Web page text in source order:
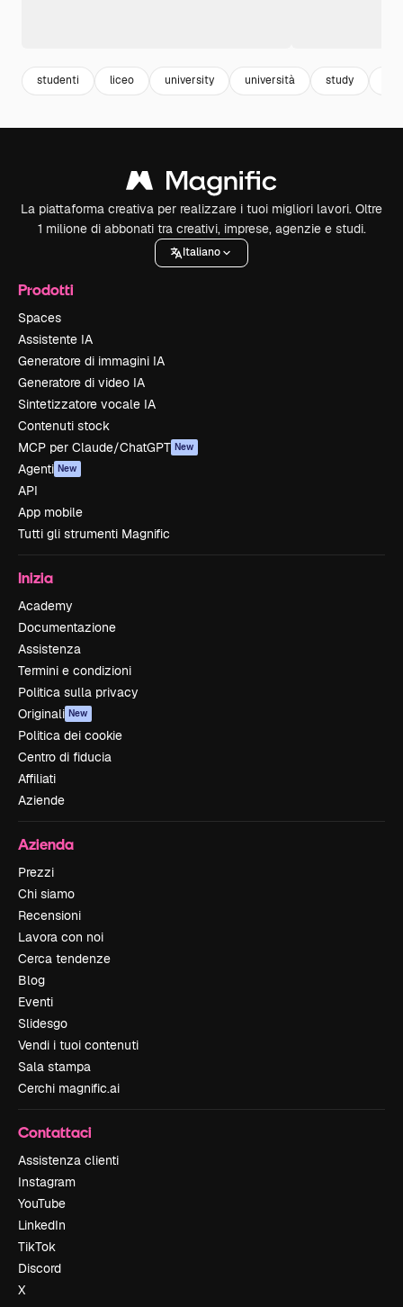
studenti liceo university università study
La piattaforma creativa per realizzare i tuoi migliori lavori. Oltre
1 milione di abbonati tra creativi, imprese, agenzie e studi.
Italiano
Prodotti
Spaces
Assistente IA
Generatore di immagini IA
Generatore di video IA
Sintetizzatore vocale IA
Contenuti stock
MCP per Claude/ChatGPT New
Agenti New
API
App mobile
Tutti gli strumenti Magnific
Inizia
Academy
Documentazione
Assistenza
Termini e condizioni
Politica sulla privacy
Originali New
Politica dei cookie
Centro di fiducia
Affiliati
Aziende
Azienda
Prezzi
Chi siamo
Recensioni
Lavora con noi
Cerca tendenze
Blog
Eventi
Slidesgo
Vendi i tuoi contenuti
Sala stampa
Cerchi magnific.ai
Contattaci
Assistenza clienti
Instagram
YouTube
LinkedIn
TikTok
Discord
X